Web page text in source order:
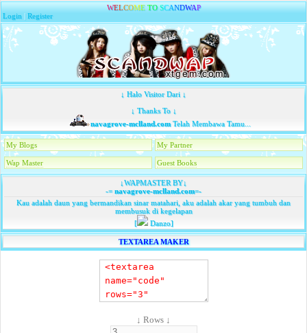
WELCOME TO SCANDWAP
Login |Register
↓ Halo Visitor Dari ↓
↓ Thanks To ↓
navagrove-mclland.comTelah Membawa Tamu...
My Blogs My Partner
Wap Master Guest Books
↓WAPMASTER BY↓
-=navagrove-mclland.com=-
Kau adalah daun yang bermandikan sinar matahari, aku adalah akar yang tumbuh dan
membusuk di kegelapan
[
Danzo]
TEXTAREA MAKER
↓ Rows ↓